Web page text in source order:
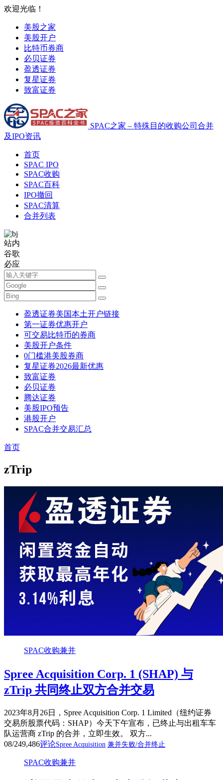
欢迎光临！
美股之家
美股开户
比特币券商
必贝证券
盈透证券
复星证券
致富证券
SPAC之家 – 特殊目的收购公司合并
及IPO资讯
首页
SPAC IPO
SPAC收购
SPAC百科
IPO撤回
SPAC清算
合并列表
站内
谷歌
必应
盈透证券美国本土开户链接
第一证券优惠开户
可交易比特币的券商
美股开户条件
0门槛港美股券商
复星证券2026最新优惠
致富证券
必贝证券
腾达证券
美股IPO预告
港股开户
SPAC合并交易汇总
首页
zTrip
SPAC收购兼并
Spree Acquisition Corp. 1 (SHAP) 与
zTrip 共同终止双方合并交易
2023年8月26日，Spree Acquisition Corp. 1 Limited（纽约证券
交易所股票代码：SHAP）今天下午宣布，已终止与出租车车
队运营商 zTrip 的合并，立即生效。 双方...
08/249,486评论Spree Acquisition 兼并失败/合并终止
SPAC收购兼并